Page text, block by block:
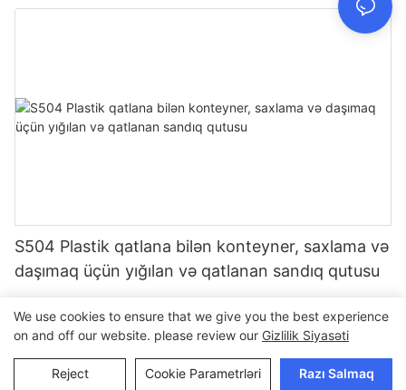
S504 Plastik qatlana bilən konteyner, saxlama və
daşımaq üçün yığılan və qatlanan sandıq qutusu
Copyright © 2026 Qoşulun | Sitt
We use cookies to ensure that we give you the best experience
on and off our website. please review our Gizlilik Siyasəti
Reject Cookie Parametrləri Razı Salmaq